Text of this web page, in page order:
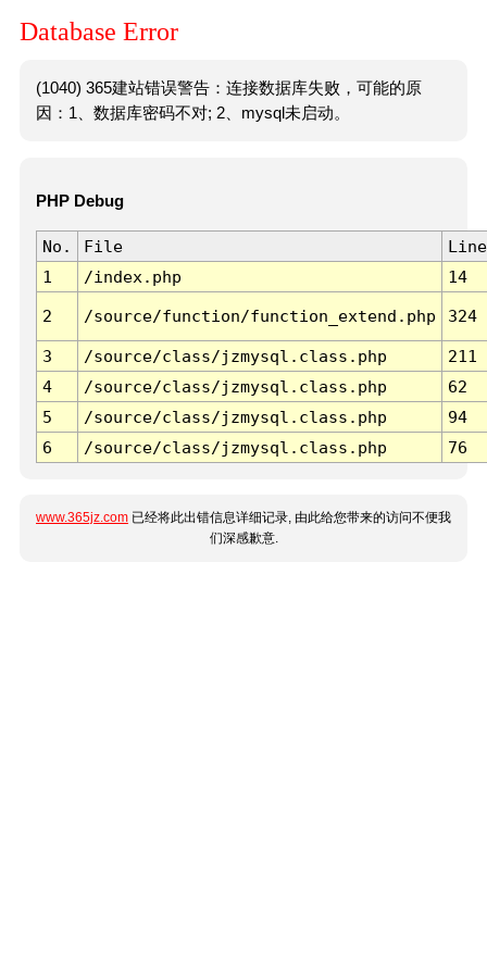
Database Error
(1040) 365建站错误警告：连接数据库失败，可能的原
因：1、数据库密码不对; 2、mysql未启动。
PHP Debug
No. File
Line
1
/index.php 14
2 /source/function/function_extend.php 324
3 /source/class/jzmysql.class.php
211
4
/source/class/jzmysql.class.php
62
5
/source/class/jzmysql.class.php
94
6
/source/class/jzmysql.class.php 76
www.365jz.com 已经将此出错信息详细记录, 由此给您带来的访问不便我
们深感歉意.